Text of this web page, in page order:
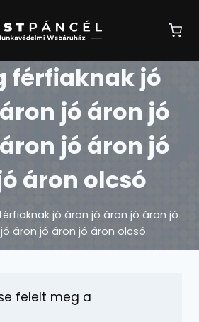
férfiaknak jó
jó áron jó
jó áron jó
áron olcsó
jó áron jó áron jó áron jó
áron jó áron jó áron olcsó
felelt meg a